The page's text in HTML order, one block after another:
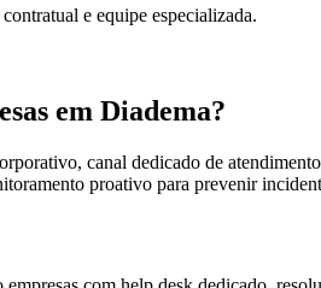
e equipe especializada.
em Diadema?
canal dedicado de
proativo para prevenir